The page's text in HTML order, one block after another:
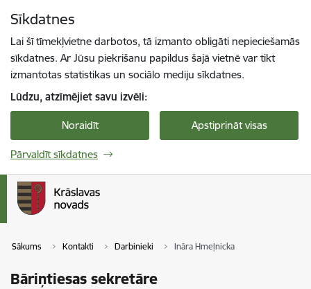
Sīkdatnes
Lai šī tīmekļvietne darbotos, tā izmanto obligāti nepieciešamās
sīkdatnes. Ar Jūsu piekrišanu papildus šajā vietnē var tikt
izmantotas statistikas un sociālo mediju sīkdatnes.
Lūdzu, atzīmējiet savu izvēli:
Noraidīt Apstiprināt visas
Pārvaldīt sīkdatnes
Sākums Kontakti Darbinieki Ināra Hmeļnicka
Bāriņtiesas sekretāre